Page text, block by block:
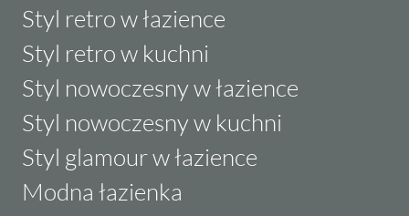
Styl retro w łazience
Styl retro w kuchni
Styl nowoczesny w łazience
Styl nowoczesny w kuchni
Styl glamour w łazience
Modna łazienka